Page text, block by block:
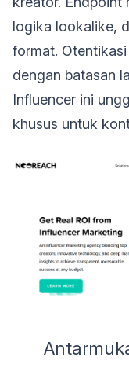
logika lookalike,
format.
dengan batasan
Influencer ini
khusus untuk